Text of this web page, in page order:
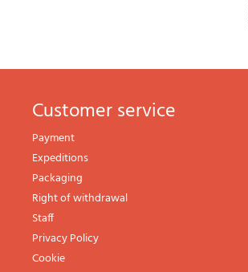
Customer service
Payment
Expeditions
Packaging
Right of withdrawal
Staff
Privacy Policy
Cookie